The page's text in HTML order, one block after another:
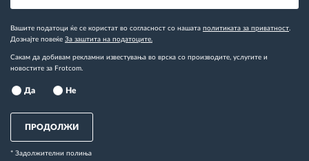
Вашите податоци ќе се користат во согласност со нашата политиката за приватност.
Дознајте повеќе За заштита на податоците.
Сакам да добивам рекламни известувања во врска со производите, услугите и
новостите за Frotcom.
Да Не
ПРОДОЛЖИ
* Задолжителни полиња